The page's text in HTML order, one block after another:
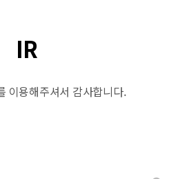
IR
이용해주셔서 감사합니다.